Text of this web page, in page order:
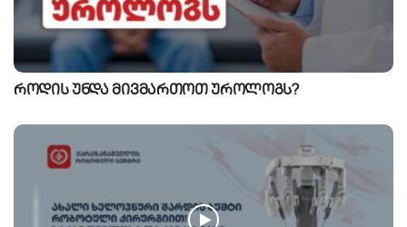
როდის უნდა მივმართოთ უროლოგს?